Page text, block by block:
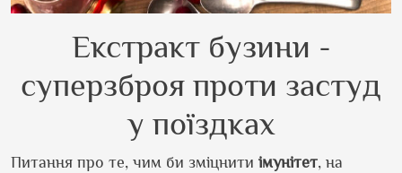
Екстракт бузини -
суперзброя проти застуд
у поїздках
Питання про те, чим би зміцнити імунітет, на